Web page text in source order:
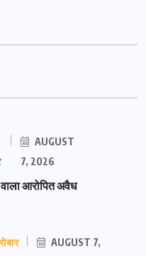
AUGUST
7, 2026
आरोपित अवैध
AUGUST 7,